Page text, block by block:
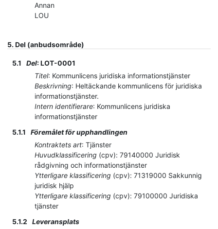
Annan
LOU
5. Del (anbudsområde)
5.1 Del:LOT-0001
Titel: Kommunlicens juridiska informationstjänster
Beskrivning: Heltäckande kommunlicens för juridiska
informationstjänster.
Intern identifierare: Kommunlicens juridiska
informationstjänster
5.1.1
Föremålet för upphandlingen
Kontraktets art: Tjänster
Huvudklassificering (cpv): 79140000 Juridisk
rådgivning och informationstjänster
Ytterligare klassificering (cpv): 71319000 Sakkunnig
juridisk hjälp
Ytterligare klassificering (cpv): 79100000 Juridiska
tjänster
5.1.2
Leveransplats